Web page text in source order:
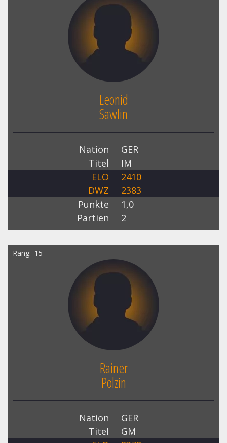
Leonid
Sawlin
Nation
GER
Titel
IM
ELO
2410
DWZ
2383
Punkte
1,0
Partien
2
Rang 15
Rainer
Polzin
Nation
GER
Titel
GM